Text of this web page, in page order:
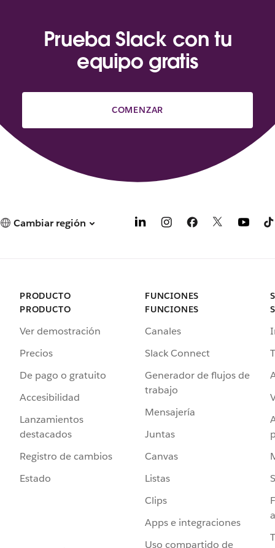
Prueba Slack con tu
equipo gratis
COMENZAR
Cambiar región
PRODUCTO
PRODUCTO
Ver demostración
Precios
De pago o gratuito
Accesibilidad
Lanzamientos
destacados
Registro de cambios
Estado
FUNCIONES
FUNCIONES
Canales
Slack Connect
Generador de flujos de
trabajo
Mensajería
Juntas
Canvas
Listas
Clips
Apps e integraciones
Uso compartido de